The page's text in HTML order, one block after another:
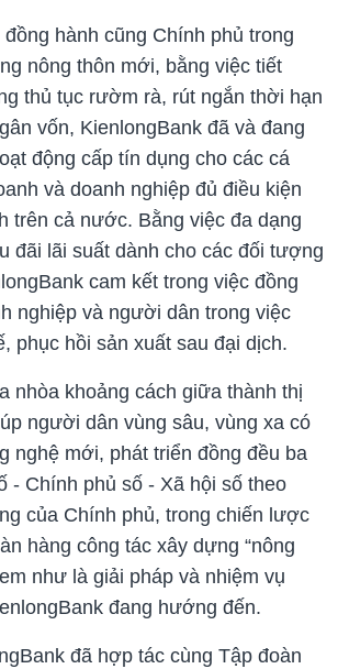
hành cũng Chính phủ trong
nông thôn mới, bằng việc tiết
thủ tục rườm rà, rút ngắn thời hạn
vốn, KienlongBank đã và đang
động cấp tín dụng cho các cá
và doanh nghiệp đủ điều kiện
trên cả nước. Bằng việc đa dạng
đãi lãi suất dành cho các đối tượng
cam kết trong việc đồng
nghiệp và người dân trong việc
phục hồi sản xuất sau đại dịch.
nhòa khoảng cách giữa thành thị
người dân vùng sâu, vùng xa có
nghệ mới, phát triển đồng đều ba
- Chính phủ số - Xã hội số theo
của Chính phủ, trong chiến lược
hàng công tác xây dựng “nông
như là giải pháp và nhiệm vụ
đang hướng đến.
đã hợp tác cùng Tập đoàn